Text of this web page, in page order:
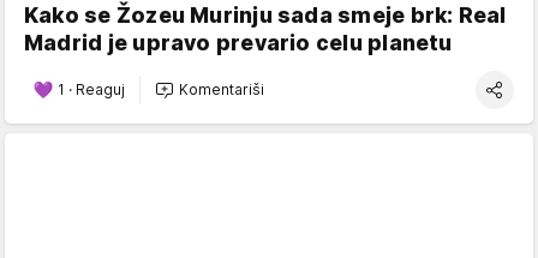
Kako se Žozeu Murinju sada smeje brk: Real
Madrid je upravo prevario celu planetu
1 · Reaguj Komentariši